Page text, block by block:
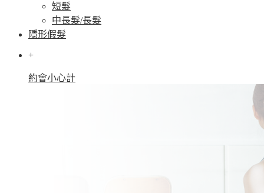
短髮
中長髮/長髮
隱形假髮
+
約會小心計